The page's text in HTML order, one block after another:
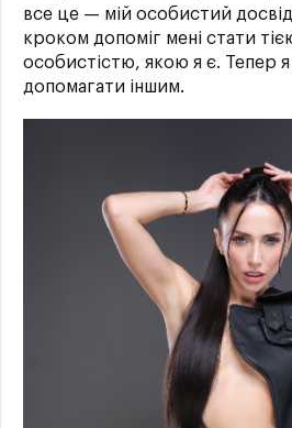
все це — мій особистий
кроком допоміг мені стати
особистістю, якою я є. Тепер я
допомагати іншим.